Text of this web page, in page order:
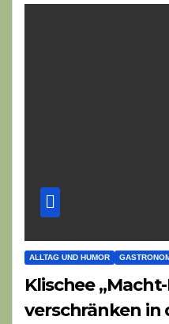
ALLTAG UND HUMOR
Klischee
verschränken in